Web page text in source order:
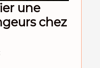
une
chez